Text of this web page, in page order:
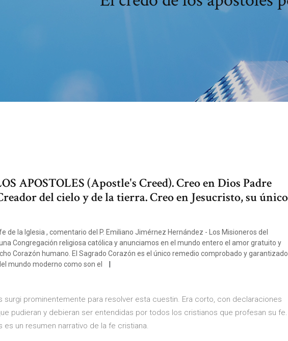
APOSTOLES (Apostle's Creed). Creo en Dios Padre
del cielo y de la tierra. Creo en Jesucristo, su único
de la Iglesia , comentario del P. Emiliano Jimérnez Hernández - Los Misioneros del
Congregación religiosa católica y anunciamos en el mundo entero el amor gratuito y
Corazón humano. El Sagrado Corazón es el único remedio comprobado y garantizado
mundo moderno como son el
surgi prominentemente para resolver esta cuestin. Era corto, con declaraciones
pudieran y debieran ser entendidas por todos los cristianos que profesan su fe.
es un resumen narrativo de la fe cristiana.